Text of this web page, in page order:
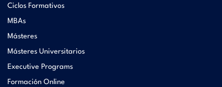
Ciclos Formativos
MBAs
Másteres
Másteres Universitarios
Executive Programs
Formación Online